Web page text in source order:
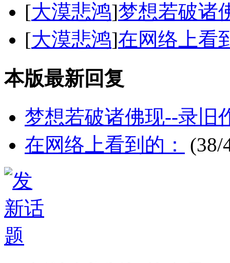
[大漠悲鸿]梦想若破诸
[大漠悲鸿]在网络上看
本版最新回复
梦想若破诸佛现--录旧
在网络上看到的：
(38/